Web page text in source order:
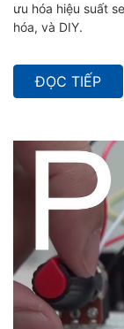
ưu hóa hiệu suất
hóa, và DIY.
ĐỌC TIẾP